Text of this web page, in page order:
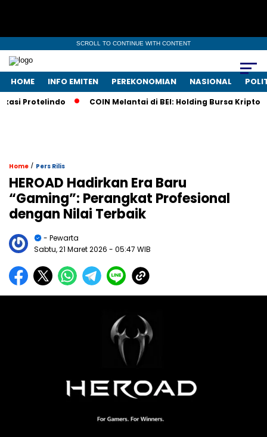
SCROLL TO CONTINUE WITH CONTENT
HOME INFO EMITEN PEREKONOMIAN NASIONAL
Protelindo COIN Melantai di BEI: Holding Bursa Kripto
Home / Pers Rilis
HEROAD Hadirkan Era Baru
“Gaming”: Perangkat Profesional
dengan Nilai Terbaik
- Pewarta
Sabtu, 21 Maret 2026 - 05:47 WIB